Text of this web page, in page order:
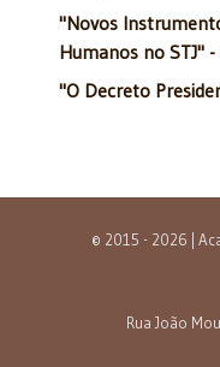
"Novos
Humanos no
"O Decreto
© 2015 - 2026 |
Rua João